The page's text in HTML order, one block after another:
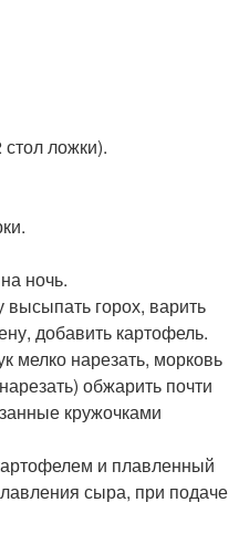
ложки).
ночь.
горох, варить
добавить картофель.
мелко нарезать, морковь
обжарить почти
кружочками
и плавленный
сыра, при подаче